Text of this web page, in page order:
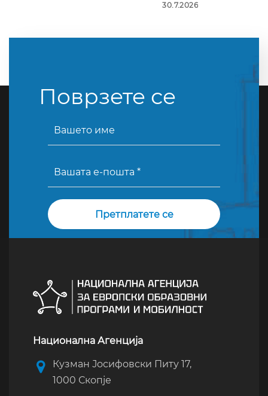
30.7.2026
Поврзете се
Национална Агенција
Кузман Јосифовски Питу 17,
1000 Скопје